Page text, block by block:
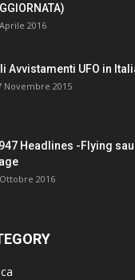
2016
Avvistamenti UFO in
Novembre 2015
Headlines -Flying
2016